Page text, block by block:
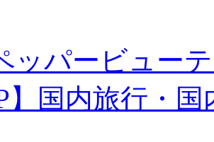
ッパービュー
】国内旅行・